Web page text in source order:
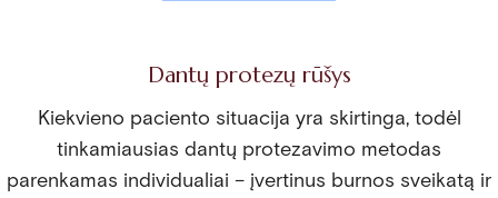
Dantų protezų rūšys
Kiekvieno paciento situacija yra skirtinga, todėl
tinkamiausias dantų protezavimo metodas
parenkamas individualiai – įvertinus burnos sveikatą ir